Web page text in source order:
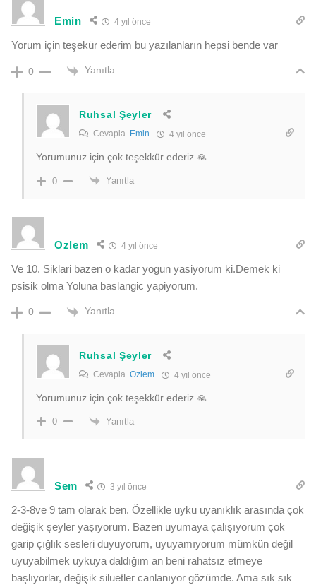
Emin 4 yıl önce
Yorum için teşekür ederim bu yazılanların hepsi bende var
0 Yanıtla
Ruhsal Şeyler
Cevapla Emin 4 yıl önce
Yorumunuz için çok teşekkür ederiz 🙏
0 Yanıtla
Ozlem 4 yıl önce
Ve 10. Siklari bazen o kadar yogun yasiyorum ki.Demek ki
psisik olma Yoluna baslangic yapiyorum.
0 Yanıtla
Ruhsal Şeyler
Cevapla Ozlem 4 yıl önce
Yorumunuz için çok teşekkür ederiz 🙏
0 Yanıtla
Sem 3 yıl önce
2-3-8ve 9 tam olarak ben. Özellikle uyku uyanıklık arasında çok
değişik şeyler yaşıyorum. Bazen uyumaya çalışıyorum çok
garip çığlık sesleri duyuyorum, uyuyamıyorum mümkün değil
uyuyabilmek uykuya daldığım an beni rahatsız etmeye
başlıyorlar, değişik siluetler canlanıyor gözümde. Ama sık sık